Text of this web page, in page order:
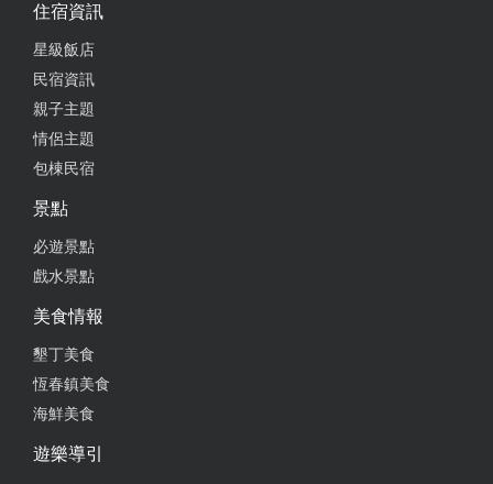
住宿資訊
星級飯店
民宿資訊
親子主題
情侶主題
包棟民宿
景點
必遊景點
戲水景點
美食情報
墾丁美食
恆春鎮美食
海鮮美食
遊樂導引